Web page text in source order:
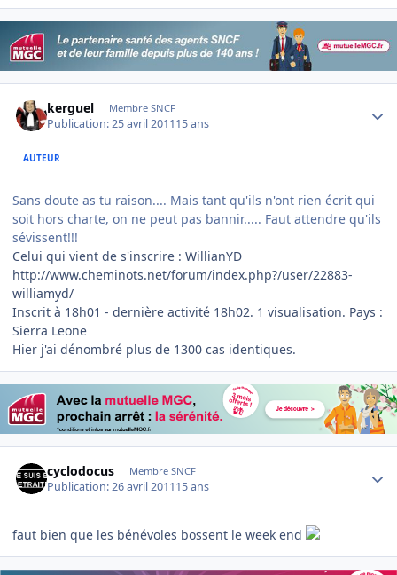
kerguel Membre SNCF
Publication:25 avril 201115 ans
AUTEUR
Sans doute as tu raison.... Mais tant qu'ils n'ont rien écrit qui
soit hors charte, on ne peut pas bannir..... Faut attendre qu'ils
sévissent!!!
Celui qui vient de s'inscrire : WillianYD
http://www.cheminots.net/forum/index.php?/user/22883-
williamyd/
Inscrit à 18h01 - dernière activité 18h02. 1 visualisation. Pays :
Sierra Leone
Hier j'ai dénombré plus de 1300 cas identiques.
cyclodocus Membre SNCF
Publication:26 avril 201115 ans
faut bien que les bénévoles bossent le week end